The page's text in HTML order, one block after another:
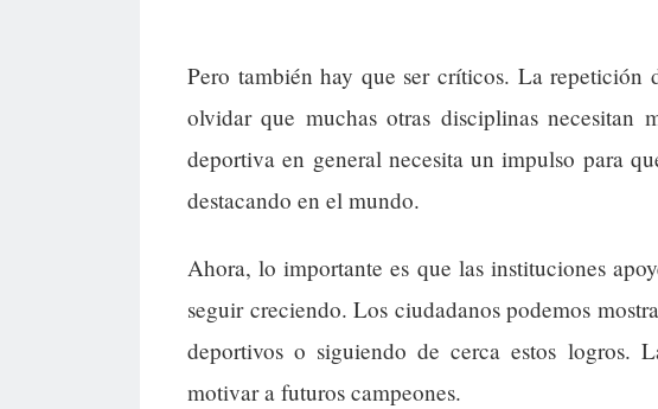
Pero también hay que ser críticos. La repetición
olvidar que muchas otras disciplinas necesitan
deportiva en general necesita un impulso para
destacando en el mundo.
Ahora, lo importante es que las instituciones
seguir creciendo. Los ciudadanos podemos
deportivos o siguiendo de cerca estos logros.
motivar a futuros campeones.